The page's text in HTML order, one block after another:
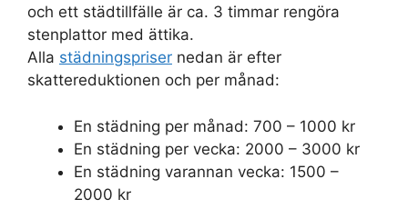
och ett städtillfälle är ca. 3 timmar rengöra
stenplattor med ättika.
Alla städningspriser nedan är efter
skattereduktionen och per månad:
En städning per månad: 700 – 1000 kr
En städning per vecka: 2000 – 3000 kr
En städning varannan vecka: 1500 –
2000 kr